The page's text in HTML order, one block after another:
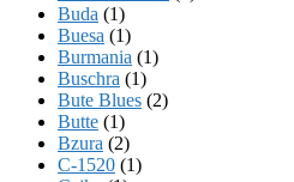
Buda (1)
Buesa (1)
Burmania (1)
Buschra (1)
Bute Blues (2)
Butte (1)
Bzura (2)
C-1520 (1)